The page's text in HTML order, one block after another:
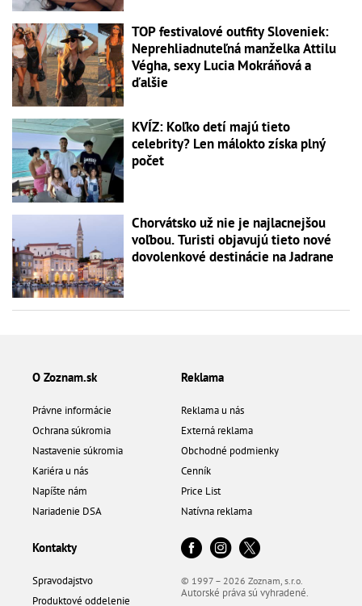
TOP festivalové outfity Sloveniek:
Neprehliadnuteľná manželka Attilu
Végha, sexy Lucia Mokráňová a
ďalšie
KVÍZ: Koľko detí majú tieto
celebrity? Len málokto získa plný
počet
Chorvátsko už nie je najlacnejšou
voľbou. Turisti objavujú tieto nové
dovolenkové destinácie na Jadrane
O Zoznam.sk
Právne informácie
Ochrana súkromia
Nastavenie súkromia
Kariéra u nás
Napíšte nám
Nariadenie DSA
Reklama
Reklama u nás
Externá reklama
Obchodné podmienky
Cenník
Price List
Natívna reklama
Kontakty
Spravodajstvo
Produktové oddelenie
© 1997 – 2026 Zoznam, s.r.o.
Autorské práva sú vyhradené.